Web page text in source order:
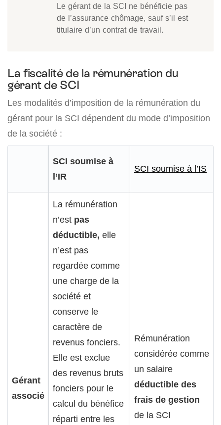
Le gérant de la SCI ne bénéficie pas
de l’assurance chômage, sauf s’il est
titulaire d’un contrat de travail.
La fiscalité de la rémunération du
gérant de SCI
Les modalités d’imposition de la rémunération du
gérant pour la SCI dépendent du mode d’imposition
de la société :
SCI soumise à
l’IR
SCI soumise à l’IS
Gérant
associé
La rémunération
n’est pas
déductible, elle
n’est pas
regardée comme
une charge de la
société et
conserve le
caractère de
revenus fonciers.
Elle est exclue
des revenus bruts
fonciers pour le
calcul du bénéfice
réparti entre les
Rémunération
considérée comme
un salaire
déductible des
frais de gestion
de la SCI